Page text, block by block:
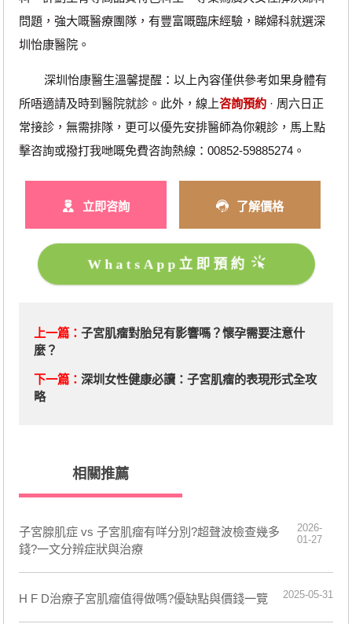
問題，強大嘅醫療團隊，有豐富嘅臨床經驗，睇婦科就選深
圳怡康醫院。
深圳怡康醫生溫馨提醒：以上內容僅供參考如果身體有
所唔適請及時到醫院就診。此外，線上咨詢預約· ‎周六日正
常接診，無需排隊，更可以優先安排醫師為你親診，馬上點
擊咨詢或撥打我哋嘅免費咨詢熱線：00852-59885274。
立即咨詢 了解價格
WhatsApp立即預約
上一篇： ​子宮肌瘤對胎兒有影響嗎？懷孕需要注意什
麼？
下一篇： ​深圳女性健康必讀：子宮肌瘤的表現形式全攻
略
相關推薦
子宮腺肌症 vs 子宮肌瘤有咩分別?超聲波檢查幾多
錢?一文分辨症狀與治療
2026-
01-27
H F D治療子宮肌瘤值得做嗎?優缺點與價錢一覽 2025-05-31